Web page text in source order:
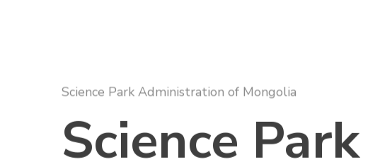
Science Park Administration of Mongolia
Science Park